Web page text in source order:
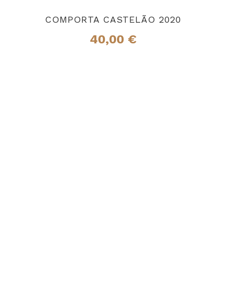
COMPORTA CASTELÃO 2020
40,00 €